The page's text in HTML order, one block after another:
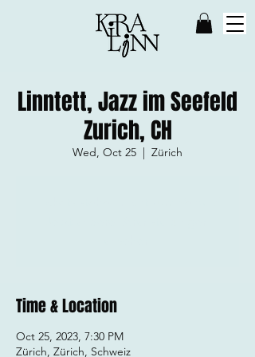
Linntett, Jazz im Seefeld
Zurich, CH
Wed, Oct 25
  |
Zürich
Time & Location
Oct 25, 2023, 7:30 PM
Zürich, Zürich, Schweiz